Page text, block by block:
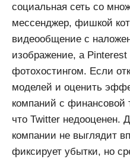
социальная сеть со
мессенджер, фишкой
видеообщение с
изображение, а Pinterest
фотохостингом. Если
моделей и оценить
компаний с финансовой
что Twitter недооценен.
компании не выглядит
фиксирует убытки, но